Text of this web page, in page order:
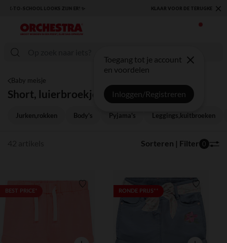
KLAAR VOOR DE TERUGKEER NAAR SCHOOL: ONTDEK ONZE ESSENTIALS ✏️🎒 ×
Toegang tot je account
en voordelen
Inloggen/Registreren
Baby meisje
Short, luierbroekje
Jurken,rokken Body's Pyjama's Leggings,kuitbroeken
Sorteren | Filter 0
BEST PRICE* Verlanglijstje.RONDE PRIJS**